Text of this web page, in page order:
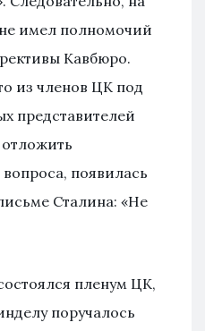
имел полномочий
Кавбюро.
из членов ЦК под
представителей
появилась
Сталина: «Не
пленум ЦК,
поручалось